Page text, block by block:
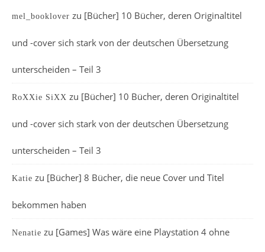
mel_booklover zu [Bücher] 10 Bücher, deren Originaltitel
und -cover sich stark von der deutschen Übersetzung
unterscheiden – Teil 3
RoXXie SiXX zu [Bücher] 10 Bücher, deren Originaltitel
und -cover sich stark von der deutschen Übersetzung
unterscheiden – Teil 3
Katie zu [Bücher] 8 Bücher, die neue Cover und Titel
bekommen haben
Nenatie zu [Games] Was wäre eine Playstation 4 ohne